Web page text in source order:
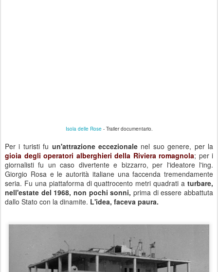
Isola delle Rose- Trailer documentario.
Per i turisti fu un'attrazione eccezionale nel suo genere, per la
gioia degli operatori alberghieri della Riviera romagnola; per i
giornalisti fu un caso divertente e bizzarro, per l'ideatore l'ing.
Giorgio Rosa e le autorità italiane una faccenda tremendamente
seria. Fu una piattaforma di quattrocento metri quadrati a turbare,
nell'estate del 1968, non pochi sonni, prima di essere abbattuta
dallo Stato con la dinamite. L'idea, faceva paura.